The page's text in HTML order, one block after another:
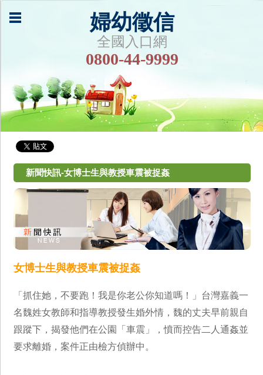
婦幼徵信
全國入口網
0800-44-9999
新聞快訊-女博士生與教授車震被捉姦
女博士生與教授車震被捉姦
「抓住她，不要跑！我是你老公你知道嗎！」台灣嘉義一
名魏姓女教師和指導教授發生婚外情，魏的丈夫早前親自
跟蹤下，揭發他們在公園「車震」，憤而控告二人通姦並
要求離婚，案件正由檢方偵辦中。